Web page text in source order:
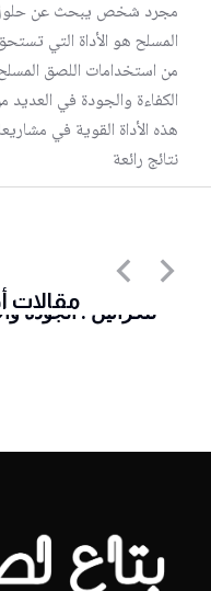
مجرد شخص يبحث عن حلول
المسلح هو الأداة التي
من استخدامات اللصق
الكفاءة والجودة في العديد
هذه الأداة القوية في
نتائج رائعة
مقالات
أقوى أنواع اللصق
للكراتين : الجودة